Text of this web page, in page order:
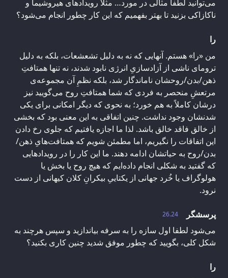
می‌توانید لطفا مثالی در مورد… مثلاً رویدادهای هیروشیما و
ناکازاکی بزنید تا بهتر بفهمیم که این کار چطور انجام می‌شود؟
را
من «را» هستم. آنهایی که نه به دلیل تشعشعات، بلکه به دلیل
ترومای ناشی از آزادسازیِ انرژی نابود شدند، نه تنها همتافتِ
ذهن/بدن/روحشان ناماندگار شد، بلکه نظمِ آن مجموعه‌ی
مرتعشِ منحصر به فردی که شما همتافتِ روح می‌گویید نیز
درشان کاملاً به هم خورد؛ به نحوی که دیگر امکانی برای یکی
شدنشان وجود نداشت. چنین اتفاقی به این معنی بود که بخشی
از خالق فاقد خالق باشد. لذا ما اجازه یافتیم که جلوی رخ دادن
این اتفاقات را نگیریم، اما مطمئن شویم که همتافت‌هایِ ذهن/
بدن/روح به حیاتشان ادامه دهند. ما این کار را در رویدادهایی
که گفتید به شکلی انجام داده‌ایم که هیچ روح یا بخش یا
هولوگراف یا خُرد جهانی از یکتاییِ بیکرانِ کلان کیهانی از دست
نرود.
26.24
پرسشگر
می‌شود لطفا اول سازه را به سرفه بیاندازید و سپس هرچند به
شکل کلی، بگویید که چطور موفق شدید چنین کاری بکنید؟
را